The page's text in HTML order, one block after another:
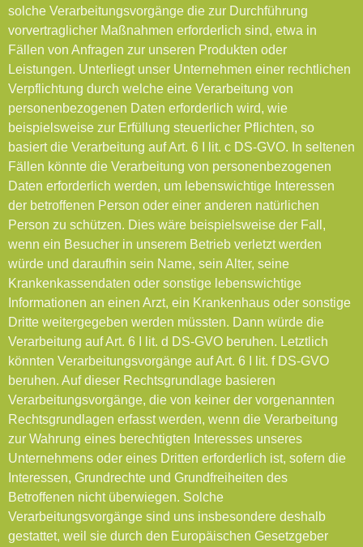
solche Verarbeitungsvorgänge die zur Durchführung
vorvertraglicher Maßnahmen erforderlich sind, etwa in
Fällen von Anfragen zur unseren Produkten oder
Leistungen. Unterliegt unser Unternehmen einer rechtlichen
Verpflichtung durch welche eine Verarbeitung von
personenbezogenen Daten erforderlich wird, wie
beispielsweise zur Erfüllung steuerlicher Pflichten, so
basiert die Verarbeitung auf Art. 6 I lit. c DS-GVO. In seltenen
Fällen könnte die Verarbeitung von personenbezogenen
Daten erforderlich werden, um lebenswichtige Interessen
der betroffenen Person oder einer anderen natürlichen
Person zu schützen. Dies wäre beispielsweise der Fall,
wenn ein Besucher in unserem Betrieb verletzt werden
würde und daraufhin sein Name, sein Alter, seine
Krankenkassendaten oder sonstige lebenswichtige
Informationen an einen Arzt, ein Krankenhaus oder sonstige
Dritte weitergegeben werden müssten. Dann würde die
Verarbeitung auf Art. 6 I lit. d DS-GVO beruhen. Letztlich
könnten Verarbeitungsvorgänge auf Art. 6 I lit. f DS-GVO
beruhen. Auf dieser Rechtsgrundlage basieren
Verarbeitungsvorgänge, die von keiner der vorgenannten
Rechtsgrundlagen erfasst werden, wenn die Verarbeitung
zur Wahrung eines berechtigten Interesses unseres
Unternehmens oder eines Dritten erforderlich ist, sofern die
Interessen, Grundrechte und Grundfreiheiten des
Betroffenen nicht überwiegen. Solche
Verarbeitungsvorgänge sind uns insbesondere deshalb
gestattet, weil sie durch den Europäischen Gesetzgeber